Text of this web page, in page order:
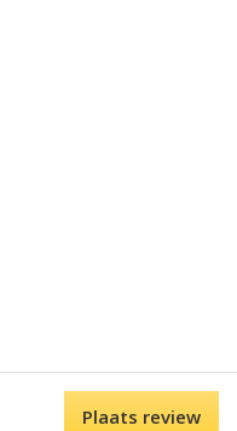
Plaats review